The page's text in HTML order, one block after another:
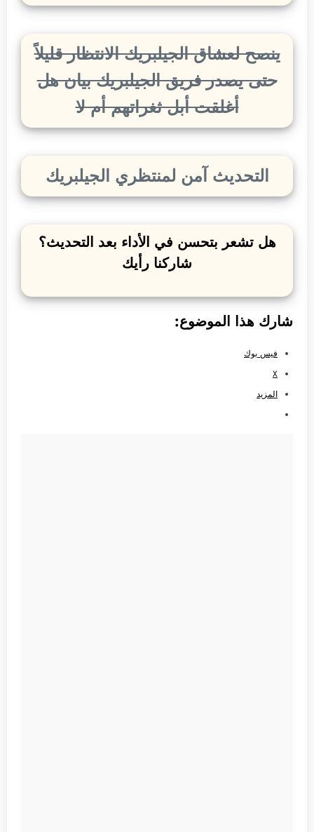
ينصح لعشاق الجيلبريك الانتظار قليلاً
حتى يصدر فريق الجيلبريك بيان هل
أغلقت أبل ثغراتهم أم لا
التحديث آمن لمنتظري الجيلبريك
هل تشعر بتحسن في الأداء بعد التحديث؟
شاركنا رأيك
شارك هذا الموضوع:
فيس بوك
X
المزيد